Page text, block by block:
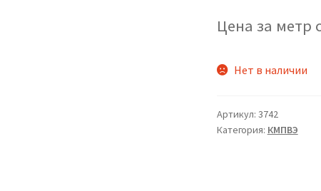
Цена за метр
Нет в наличии
Артикул: 3742
Категория: КМПВЭ